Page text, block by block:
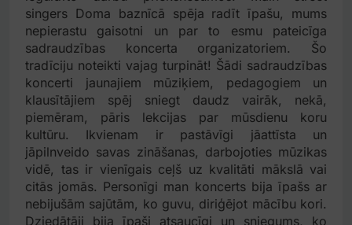
singers Doma baznīcā spēja radīt īpašu, mums
nepierastu gaisotni un par to esmu pateicīga
sadraudzības koncerta organizatoriem. Šo
tradīciju noteikti vajag turpināt! Šādi sadraudzības
koncerti jaunajiem mūziķiem, pedagogiem un
klausītājiem spēj sniegt daudz vairāk, nekā,
piemēram, pāris lekcijas par mūsdienu koru
kultūru. Ikvienam ir pastāvīgi jāattīsta un
jāpilnveido savas zināšanas, darbojoties mūzikas
vidē, tas ir vienīgais ceļš uz kvalitāti mākslā vai
citās jomās. Personīgi man koncerts bija īpašs ar
nebijušām sajūtām, ko guvu, diriģējot mācību kori.
Dziedātāji bija īpaši atsaucīgi un sniegums, ko